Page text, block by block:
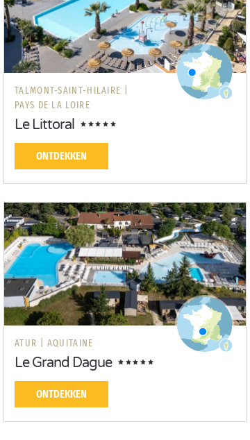
TALMONT-SAINT-HILAIRE |
PAYS DE LA LOIRE
Le Littoral
ONTDEKKEN
ATUR | AQUITAINE
Le Grand Dague
ONTDEKKEN